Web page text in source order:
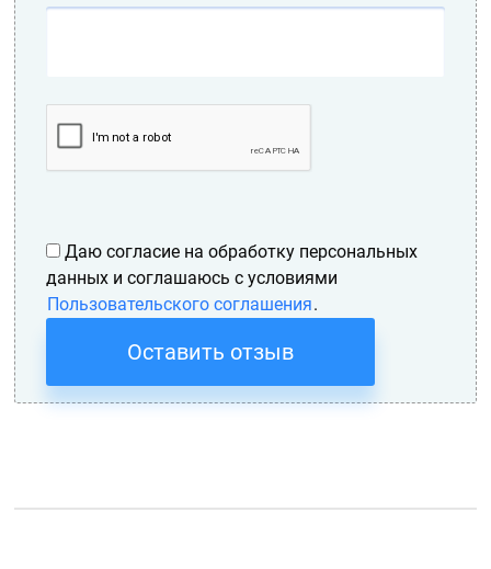
Оставить отзыв
Даю согласие на обработку персональных
данных и соглашаюсь с условиями
Пользовательского соглашения.